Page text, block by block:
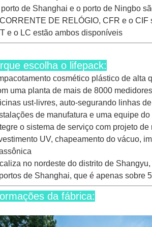
porto de Shanghai e o porto de Ningbo
CORRENTE DE RELÓGIO, CFR e o
T e o LC estão ambos disponíveis
escolha o lifepack:
cosmético plástico de alta
uma planta de mais de 8000
ust-livres, auto-segurando linhas
de manufatura e uma equipe
o sistema de serviço com projeto
UV, chapeamento do vácuo,
no nordeste do distrito de
de Shanghai, que é apenas sobre
da fábrica: